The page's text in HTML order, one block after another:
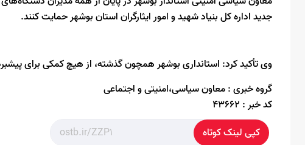
جدید اداره کل بنیاد شهید و امور ایثارگران استان بوشهر حمایت کنند.
وی تأکید کرد: استانداری بوشهر همچون گذشته، از هیچ کمکی برای
گروه خبری :معاون سیاسی،امنیتی و اجتماعی
کد خبر : 43662
کپی لینک کوتاه